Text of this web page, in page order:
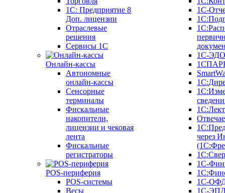
1C: Предприятие 8
Доп. лицензии
Отраслевые
решения
Сервисы 1С
Онлайн-кассы
Автономные
онлайн-кассы
Сенсорные
терминалы
Фискальные
накопители,
лицензии и чековая
лента
Фискальные
регистраторы
POS-периферия
POS-системы
Весы
1С-
1С-ЭДО
через
1С-
1С-
1С-